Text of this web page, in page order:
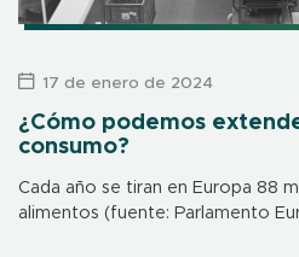
¿Cómo podemos
consumo?
Cada año se tiran en Europa 88
alimentos (fuente: Parlamento
17 de enero de 2024